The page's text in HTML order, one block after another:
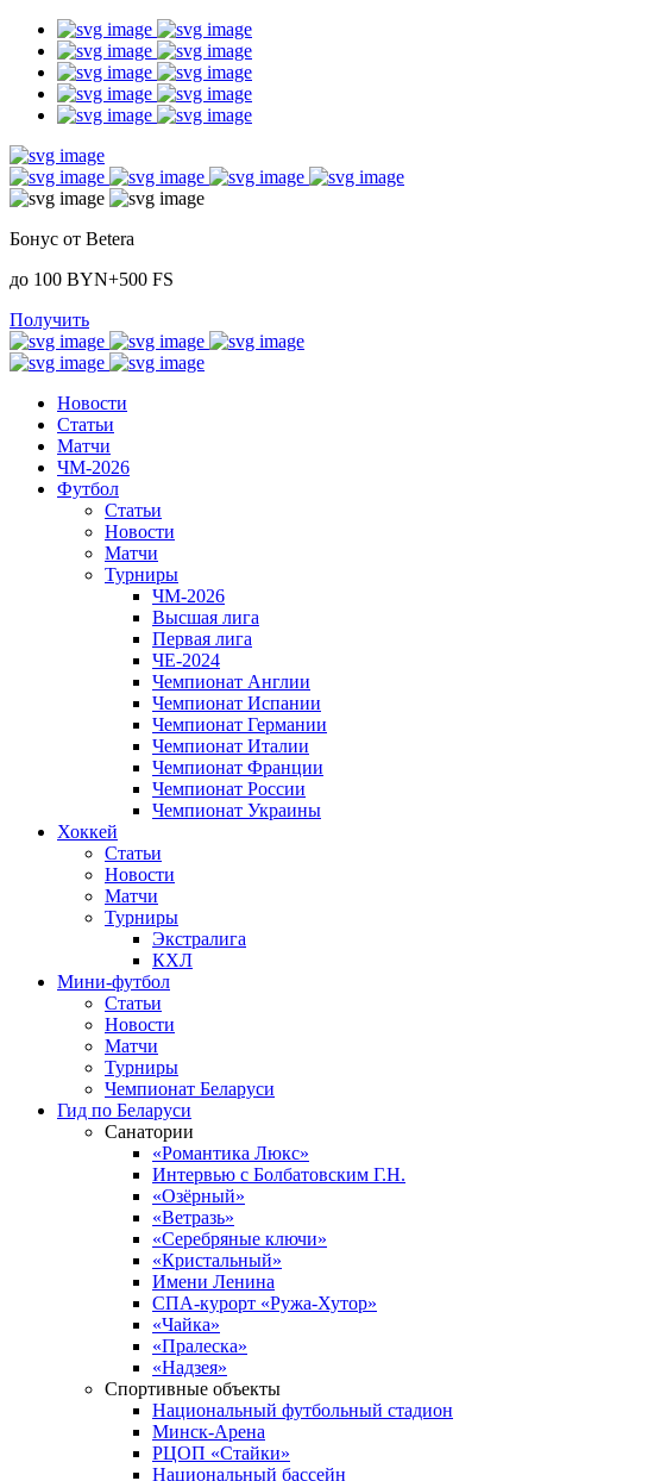
Бонус от Betera
до 100 BYN+500 FS
Получить
Новости
Статьи
Матчи
ЧМ-2026
Футбол
Статьи
Новости
Матчи
Турниры
ЧМ-2026
Высшая лига
Первая лига
ЧЕ-2024
Чемпионат Англии
Чемпионат Испании
Чемпионат Германии
Чемпионат Италии
Чемпионат Франции
Чемпионат России
Чемпионат Украины
Хоккей
Статьи
Новости
Матчи
Турниры
Экстралига
КХЛ
Мини-футбол
Статьи
Новости
Матчи
Турниры
Чемпионат Беларуси
Гид по Беларуси
Санатории
«Романтика Люкс»
Интервью с Болбатовским Г.Н.
«Озёрный»
«Ветразь»
«Серебряные ключи»
«Кристальный»
Имени Ленина
СПА-курорт «Ружа-Хутор»
«Чайка»
«Пралеска»
«Надзея»
Спортивные объекты
Национальный футбольный стадион
Минск-Арена
РЦОП «Стайки»
Национальный бассейн